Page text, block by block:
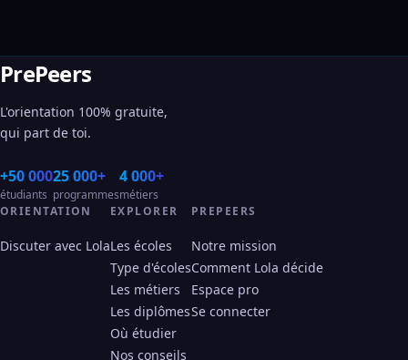
PrePeers
L'orientation 100% gratuite,
qui part de toi.
+50 000
étudiants
25 000+
programmes
4 000+
métiers
ORIENTATION
Discuter avec Lola
EXPLORER
Les écoles
Type d'écoles
Les métiers
Les diplômes
Où étudier
Nos conseils
PREPEERS
Notre mission
Comment Lola décide
Espace pro
Se connecter